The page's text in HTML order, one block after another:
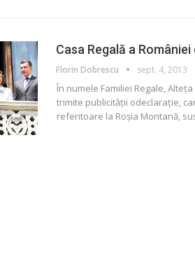
Casa Regală a
Florin Dobrescu sept. 4, 2013
În numele Familiei Regale,
trimite publicităţii odeclaraţie,
referitoare la Roşia Montană,